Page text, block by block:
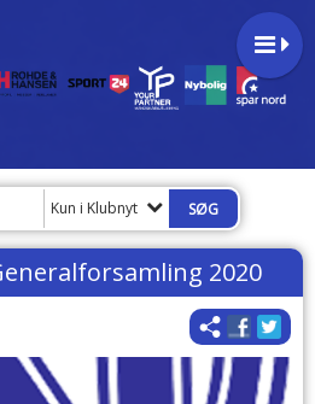
Kun i Klubnyt
2020